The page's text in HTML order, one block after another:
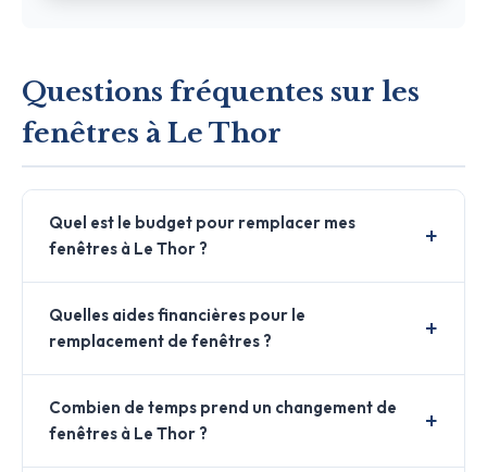
Questions fréquentes sur les
fenêtres à Le Thor
Quel est le budget pour remplacer mes
fenêtres à Le Thor ?
Quelles aides financières pour le
remplacement de fenêtres ?
Combien de temps prend un changement de
fenêtres à Le Thor ?